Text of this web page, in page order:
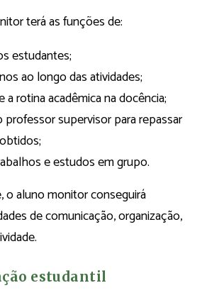
terá as funções de:
estudantes;
ao longo das atividades;
a rotina acadêmica na docência;
supervisor para repassar
e estudos em grupo.
o aluno monitor conseguirá
de comunicação, organização,
estudantil